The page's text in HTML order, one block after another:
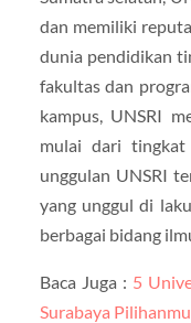
dan memiliki
dunia pendidikan
fakultas dan
kampus, UNSRI
mulai dari tingkat
unggulan UNSRI
yang unggul di
berbagai bidang
Baca Juga : 5
Surabaya Pilihanmu